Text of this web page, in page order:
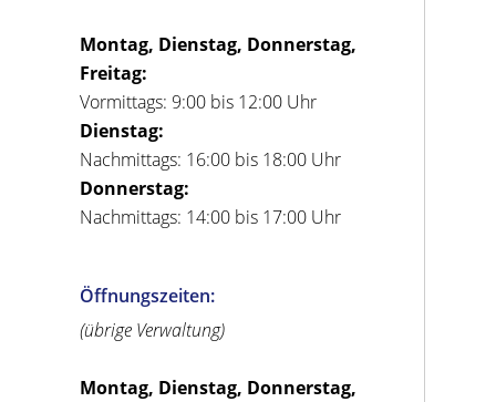
Montag, Dienstag, Donnerstag,
Freitag:
Vormittags: 9:00 bis 12:00 Uhr
Dienstag:
Nachmittags: 16:00 bis 18:00 Uhr
Donnerstag:
Nachmittags: 14:00 bis 17:00 Uhr
Öffnungszeiten:
(übrige Verwaltung)
Montag, Dienstag, Donnerstag,